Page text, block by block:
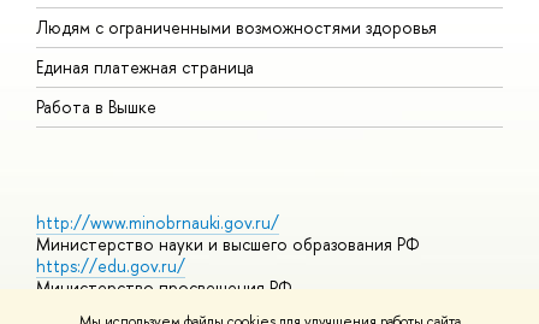
Людям с ограниченными возможностями здоровья
Единая платежная страница
Работа в Вышке
http://www.minobrnauki.gov.ru/
Министерство науки и высшего образования РФ
https://edu.gov.ru/
Министерство просвещения РФ